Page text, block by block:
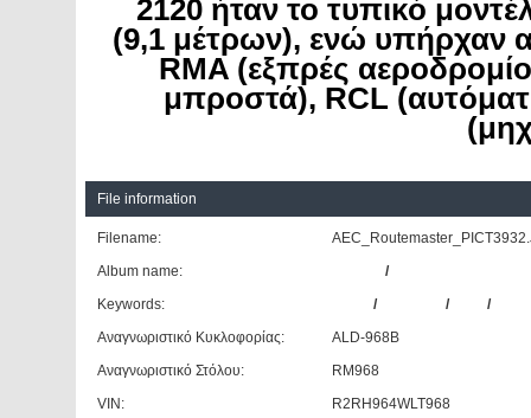
2120 ήταν το τυπικό
(9,1 μέτρων), ενώ υπήρχαν
RMA (εξπρές
μπροστά), RCL
File information
Filename:
Album name:
/
Keywords:
/ / /
Αναγνωριστικό Κυκλοφορίας:
ALD-968B
Αναγνωριστικό Στόλου:
RM968
VIN:
R2RH964WLT968